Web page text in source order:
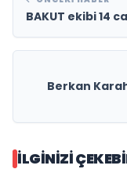
BAKUT ekibi 14
Berkan
İLGINIZI